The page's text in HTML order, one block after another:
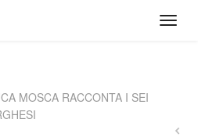
MOSCA RACCONTA I SEI